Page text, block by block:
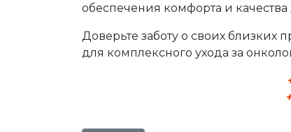
обеспечения комфорта и
Доверьте заботу о своих близких
для комплексного ухода за